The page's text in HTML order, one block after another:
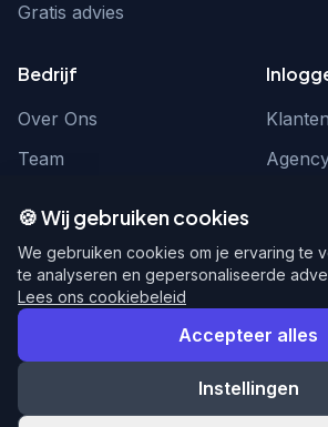
Gratis advies
Bedrijf
Over Ons
Team
085
© 2026 WebNexus. Alle rechten
PrivacyVoorwaarden
🍪 Wij gebruiken cookies
We gebruiken cookies om je ervaring te
te analyseren en gepersonaliseerde
Lees ons cookiebeleid
Accepteer alles
Instellingen